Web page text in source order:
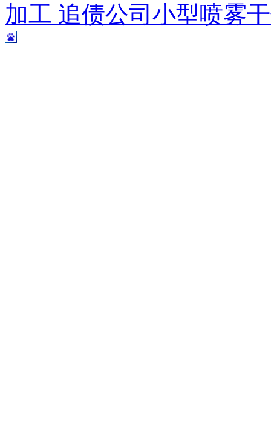
加工 追债公司 小型喷雾